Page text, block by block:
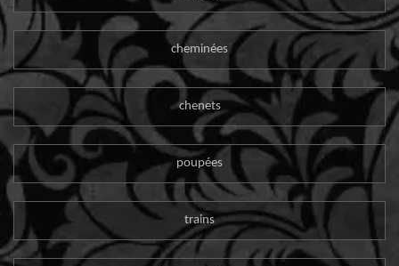
cheminées
chenets
poupées
trains